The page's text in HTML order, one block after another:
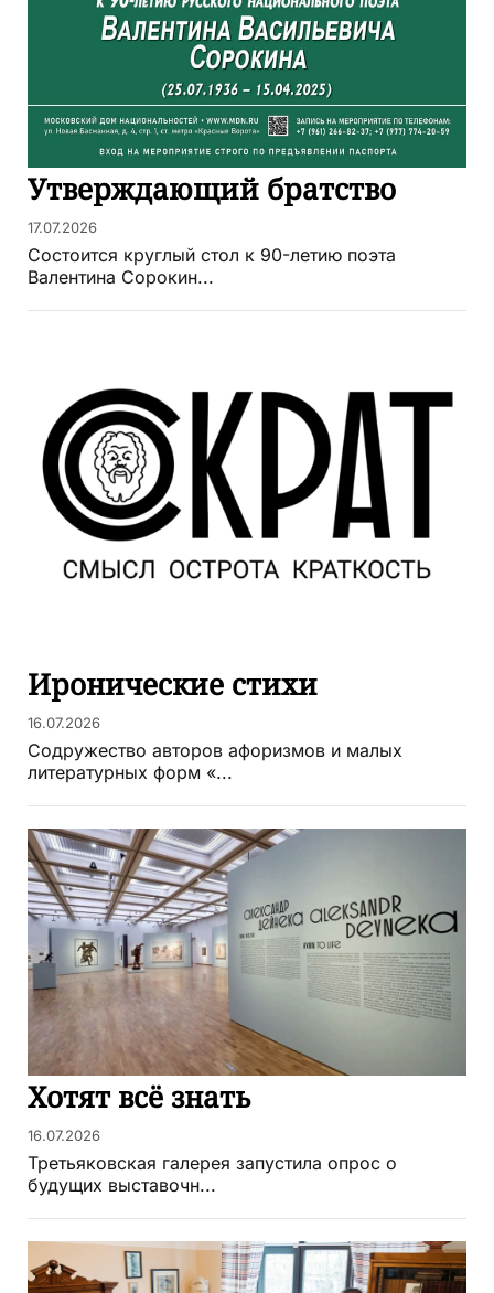
Утверждающий братство
17.07.2026
Состоится круглый стол к 90-летию поэта
Валентина Сорокин...
Иронические стихи
16.07.2026
Содружество авторов афоризмов и малых
литературных форм «...
Хотят всё знать
16.07.2026
Третьяковская галерея запустила опрос о
будущих выставочн...